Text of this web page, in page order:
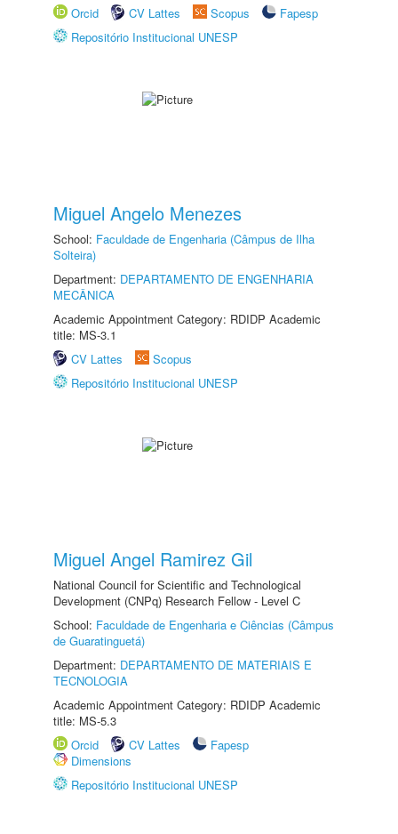
Orcid
CV Lattes Scopus
Fapesp
Repositório Institucional UNESP
Miguel Angelo Menezes
School: Faculdade de Engenharia (Câmpus de Ilha
Solteira)
Department: DEPARTAMENTO DE ENGENHARIA
MECÂNICA
Academic Appointment Category: RDIDP Academic
title: MS-3.1
CV Lattes
Scopus
Repositório Institucional UNESP
Miguel Angel Ramirez Gil
National Council for Scientific and Technological
Development (CNPq) Research Fellow - Level C
School: Faculdade de Engenharia e Ciências (Câmpus
de Guaratinguetá)
Department: DEPARTAMENTO DE MATERIAIS E
TECNOLOGIA
Academic Appointment Category: RDIDP Academic
title: MS-5.3
Orcid
CV Lattes
Fapesp
Dimensions
Repositório Institucional UNESP